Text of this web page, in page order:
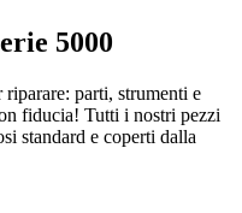
5000
parti, strumenti e
fiducia! Tutti i nostri pezzi
standard e coperti dalla